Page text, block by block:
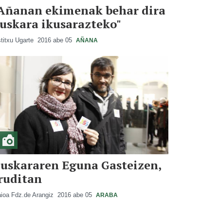
ekimenak behar dira
ikusarazteko"
Ugarte 2016 abe 05 AÑANA
Eguna Gasteizen,
Fdz.de Arangiz 2016 abe 05 ARABA